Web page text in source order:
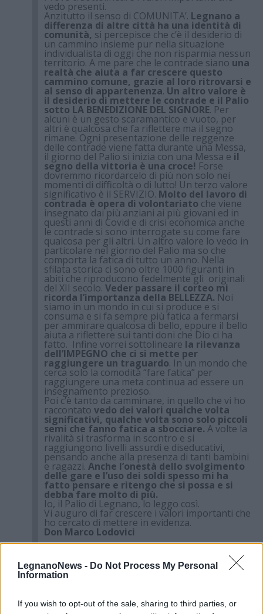
LegnanoNews - Do Not Process My Personal
Information
If you wish to opt-out of the sale, sharing to third parties, or
vedo presenti.
Anzitutto il senso di COMUNITA’. Legnano a
differenza di altre città ha una identità di
comunità, si percepisce che c’è il desiderio di
un cammino insieme pur nella situazione
individualista di oggi che non risparmia nessun
territorio. A me pare che le contrade siano una
realtà che aiuta a far crescere questo
cammino comune, grazie al loro ritrovarsi e
al senso di appartenenza. Un altro valore è
il desiderio di mettere le contrade e il Palio
sotto LA BENEDIZIONE DEL SIGNORE. Per
alcuni è un gesto scaramantico e vuoto, per
altri è qualcosa che fa riflettere ma il segno
rimane. Ogni presentazione delle reggenze
delle contrade viene fatta durante una Messa,
il giorno del Palio si inizia con una Messa e il
segno della vittoria è una croce! Forse
dovremmo ricordarcelo di più non solo nei
momenti di difficoltà o di lutto! Un terzo valore
significativo è il SERVIZIO. Molto del lavoro di
contrada è opera di volontariato che viene
insegnato dai più anziani ai più giovani ed in
questi anni di Covid e di crisi economica anche
le contrade si sono interrogate su come fare
qualcosa per gli altri. Un altro valore lo vedo in
particolare nel giorno del Palio ma so che
comporta la fatica di tutto un anno. Nella
sfilata storica ci sono oltre 1000 figuranti in
abiti che riproducono fedelmente gli originali
del XII secolo. Veder passare il corteo mi
ricorda l’importanza della BELLEZZA. Noi
siamo in un mondo in cui si produce e si
consuma e si fa sempre più fatica a fermarsi
per ammirare qualcosa di bello, eppure il bello
aiuta a riflettere sui tanti doni che Dio ci ha
fatto. Infine vorrei sottolineare la rilevanza
dell’IMPEGNO che ci si mette per
raggiungere un traguardo. In un mondo che
cerca solo la comodità “fare fatica” per
raggiungere una meta continua ad essere un
insegnamento prezioso.
Poi c’è tanto da camminare, in quello che vi ho
raccontato vedo dei valori qualche volta
significativi, qualche volta sono solo piccoli
semi che fanno fatica a sbocciare. A volte la
rivalità si trasforma in scontro e si
raggiungono livelli assurdi e diseducativi,
pensando anche alla presenza di tanti bambini
e ragazzi. Anche l’onestà dello svolgimento
delle gare e l’uso dei soldi spesso mi ha
fatto pensare e ritengo che si possa e si
debba fare molto di più.
Io, il Palio di Legnano, lo leggo così.
Vi auguro di far crescere i valori importanti che
ho cercato di mettere in evidenza.
Don Marco Lodovici